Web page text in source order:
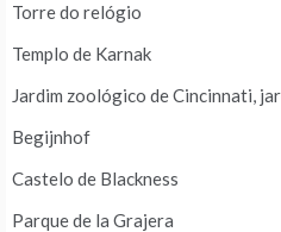
Torre do relógio
Templo de Karnak
Jardim zoológico de Cincinnati,
Begijnhof
Castelo de Blackness
Parque de la Grajera